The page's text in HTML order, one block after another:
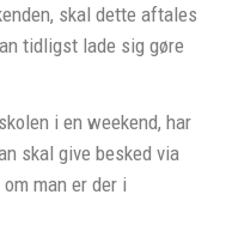
skal dette aftales
tidligst lade sig gøre
i en weekend, har
skal give besked via
man er der i